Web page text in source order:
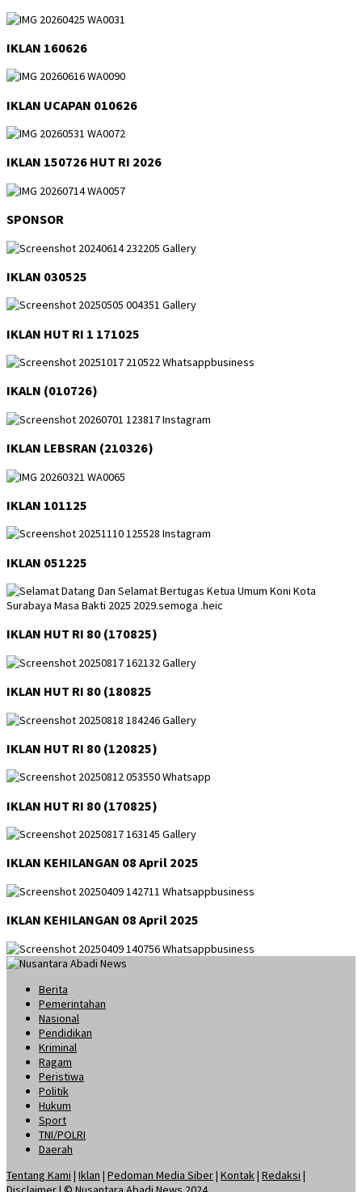
IKLAN 160626
IKLAN UCAPAN 010626
IKLAN 150726 HUT RI 2026
SPONSOR
IKLAN 030525
IKLAN HUT RI 1 171025
IKALN (010726)
IKLAN LEBSRAN (210326)
IKLAN 101125
IKLAN 051225
IKLAN HUT RI 80 (170825)
IKLAN HUT RI 80 (180825
IKLAN HUT RI 80 (120825)
IKLAN HUT RI 80 (170825)
IKLAN KEHILANGAN 08 April 2025
IKLAN KEHILANGAN 08 April 2025
Berita
Pemerintahan
Nasional
Pendidikan
Kriminal
Ragam
Peristiwa
Politik
Hukum
Sport
TNI/POLRI
Daerah
Tentang Kami | Iklan | Pedoman Media Siber| Kontak | Redaksi |